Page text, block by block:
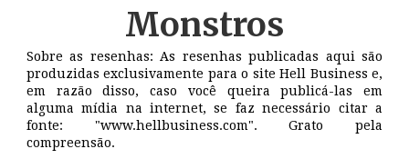
Monstros
Sobre as resenhas: As resenhas publicadas aqui são
produzidas exclusivamente para o site Hell Business e,
em razão disso, caso você queira publicá-las em
alguma mídia na internet, se faz necessário citar a
fonte: "www.hellbusiness.com". Grato pela
compreensão.